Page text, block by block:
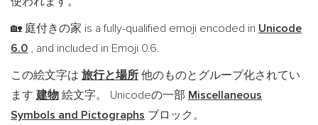
🏡 庭付きの家 is a fully-qualified emoji encoded in Unicode
6.0 , and included in Emoji 0.6.
この絵文字は 旅行と場所 他のものとグループ化されてい
ます建物 絵文字。 Unicodeの一部 Miscellaneous
Symbols and Pictographs ブロック。